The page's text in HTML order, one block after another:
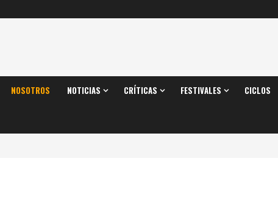
NOSOTROS NOTICIAS CRÍTICAS FESTIVALES CICLOS